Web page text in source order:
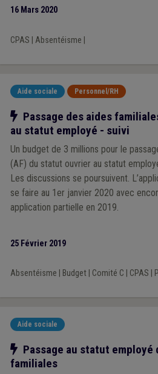
16 Mars 2020
CPAS Absentéisme
Aide sociale Personnel/RH
Notre action
Passage des aides
au statut employé - suivi
Un budget de 3 millions pour le
(AF) du statut ouvrier au statut
Les discussions se poursuivent.
se faire au 1er janvier 2020 avec
application partielle en 2019.
25 Février 2019
Absentéisme Budget| Comité C CPAS
Aide sociale
Notre action
Passage au statut employé
familiales